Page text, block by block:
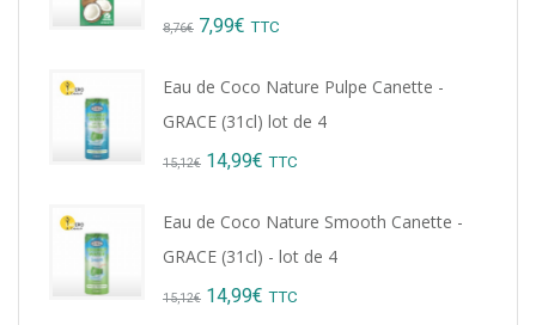
8,76€ Original
7,99€ Current
TTC
Eau de Coco Nature Pulpe Canette -
GRACE (31cl) lot de 4
15,12€ Original
14,99€ Current
TTC
Eau de Coco Nature Smooth Canette -
GRACE (31cl) - lot de 4
15,12€ Original
14,99€ Current
TTC